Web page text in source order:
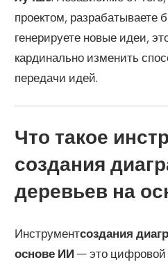
проектом, разрабатываете
генерируете новые идеи,
кардинально изменить
передачи идей.
Что такое
создания
деревьев на
Инструментсоздания
основе ИИ — это цифровой